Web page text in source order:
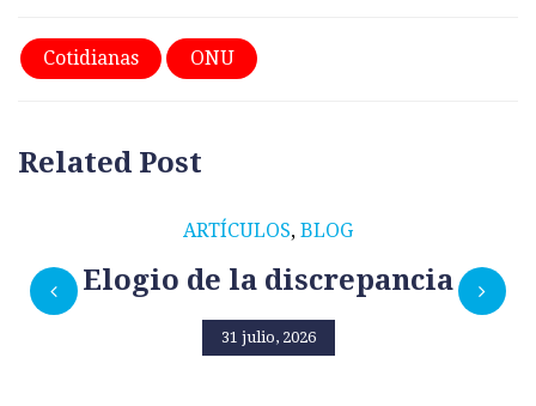
Cotidianas ONU
Related Post
ARTÍCULOS, BLOG
Elogio de la discrepancia
31 julio, 2026